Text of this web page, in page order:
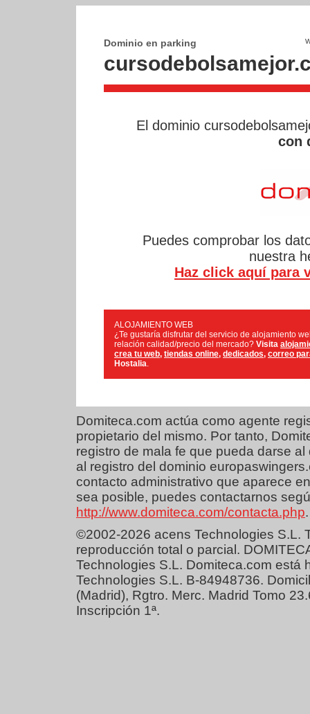
Dominio en parking
El dominio
con
Puedes comprobar los
nuestra
Haz click aquí para
ALOJAMIENTO WEB
¿Te gustaría disfrutar del servicio de alojamiento
relación calidad/precio del mercado? Visita
crea tu web, tiendas online, dedicados, correo
Hostalia.
Domiteca.com actúa como agente
propietario del mismo. Por tanto,
registro de mala fe que pueda darse
al registro del dominio
contacto administrativo que aparece
sea posible, puedes contactarnos
http://www.domiteca.com/contacta.php.
©2002-2026 acens Technologies S.L.
reproducción total o parcial.
Technologies S.L. Domiteca.com
Technologies S.L. B-84948736.
(Madrid), Rgtro. Merc. Madrid Tomo
Inscripción 1ª.